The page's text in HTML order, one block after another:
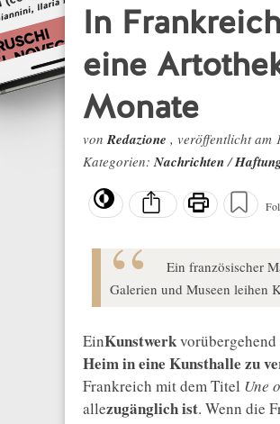
In
eine
Monate
vonRedazione , veröffentlicht am
Kategorien:Nachrichten/
Ein französischer
Galerien und Museen leihen
EinKunstwerkvorübergehend
Heim in eine Kunsthalle zu
Frankreich mit dem Titel Une
allezugänglich ist. Wenn die